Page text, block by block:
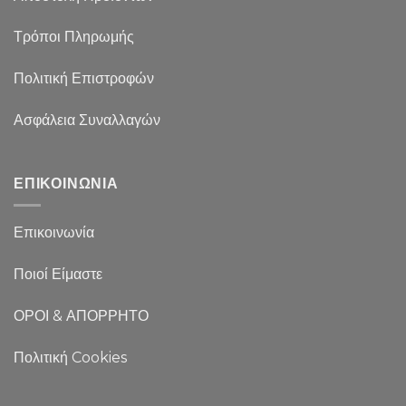
Τρόποι Πληρωμής
Πολιτική Επιστροφών
Ασφάλεια Συναλλαγών
ΕΠΙΚΟΙΝΩΝΙΑ
Επικοινωνία
Ποιοί Είμαστε
ΟΡΟΙ & ΑΠΟΡΡΗΤΟ
Πολιτική Cookies